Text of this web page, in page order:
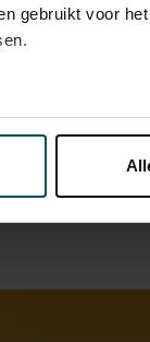
gebruikt voor
wijzigen of